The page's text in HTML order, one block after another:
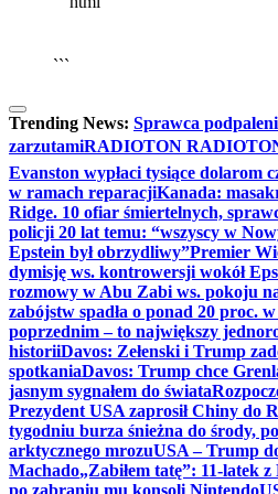
```
Trending News: Sprawca
zarzutamiRADIOTON
Evanston wypłaci tysiące dolarom
w ramach reparacjiKanada:
Ridge. 10 ofiar śmiertelnych,
policji 20 lat temu: “wszyscy w
Epstein był obrzydliwy”Premier
dymisję ws. kontrowersji wokół
rozmowy w Abu Zabi ws. pokoju
zabójstw spadła o ponad 20 proc.
poprzednim – to największy
historiiDavos: Zełenski i Trump
spotkaniaDavos: Trump chce
jasnym sygnałem do świata
Prezydent USA zaprosił Chiny do
tygodniu burza śnieżna do środy,
arktycznego mrozuUSA – Trump
Machado„Zabiłem tatę”: 11-latek
po zabraniu mu konsoli Nintendo